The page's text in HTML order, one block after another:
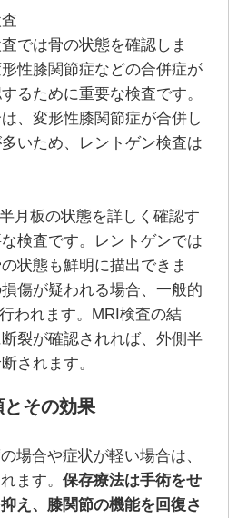
では骨の状態を確認しま
性膝関節症などの合併症が
るために重要な検査です。
、変形性膝関節症が合併し
いため、レントゲン検査は
月板の状態を詳しく確認す
検査です。レントゲンでは
状態も鮮明に描出できま
傷が疑われる場合、一般的
われます。MRI検査の結
裂が確認されれば、外側半
されます。
その効果
場合や症状が軽い場合は、
ます。 保存療法は手術をせ
え、膝関節の機能を回復さ